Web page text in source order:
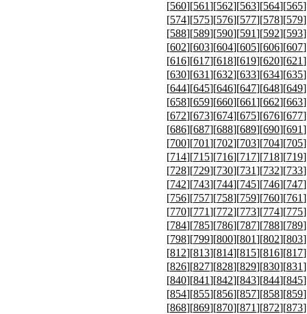
[560][561][562][563][564][565
[574][575][576][577][578][579
[588][589][590][591][592][593
[602][603][604][605][606][607
[616][617][618][619][620][621
[630][631][632][633][634][635
[644][645][646][647][648][649
[658][659][660][661][662][663
[672][673][674][675][676][677
[686][687][688][689][690][691
[700][701][702][703][704][705
[714][715][716][717][718][719
[728][729][730][731][732][733
[742][743][744][745][746][747
[756][757][758][759][760][761
[770][771][772][773][774][775
[784][785][786][787][788][789
[798][799][800][801][802][803
[812][813][814][815][816][817
[826][827][828][829][830][831
[840][841][842][843][844][845
[854][855][856][857][858][859
[868][869][870][871][872][873